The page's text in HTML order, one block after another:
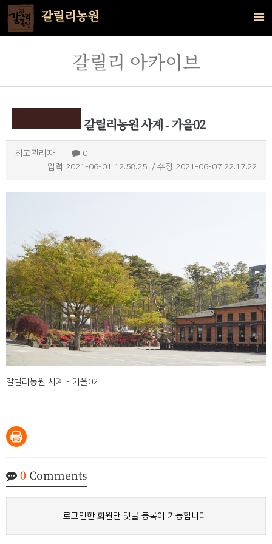
갈릴리농원
갈릴리 아카이브
갈릴리농원 사계 - 가을02
최고관리자
0
입력 2021-06-01 12:58:25 / 수정 2021-06-07 22:17:22
갈릴리농원 사계 - 가을02
0 Comments
로그인한 회원만 댓글 등록이 가능합니다.